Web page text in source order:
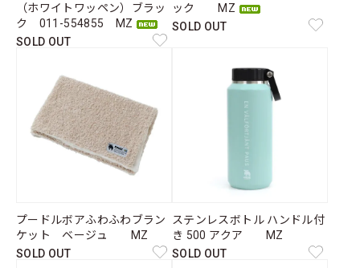
（ホワイトワッペン）ブラッ
ク 011-554855 MZ
SOLD OUT
ック MZ
SOLD OUT
プードルボアふわふわブラン
ケット ベージュ MZ
SOLD OUT
ステンレスボトル ハンドル付
き 500 アクア MZ
SOLD OUT